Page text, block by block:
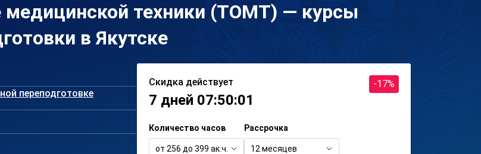
медицинской техники (ТОМТ) — курсы
в Якутске
переподготовке
Скидка действует
7 дней 07:50:01
-17%
Количество часов
от 256 до 399 ак.ч.
Рассрочка
12 месяцев